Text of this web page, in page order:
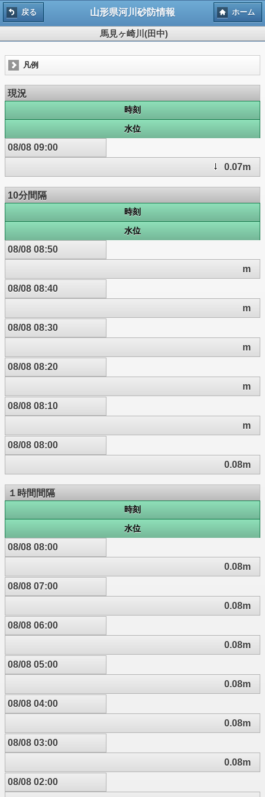
戻る 山形県河川砂防情報 ホーム
馬見ヶ崎川(田中)
凡例
現況
時刻
水位
08/08 09:00
0.07m
10分間隔
時刻
水位
08/08 08:50
m
08/08 08:40
m
08/08 08:30
m
08/08 08:20
m
08/08 08:10
m
08/08 08:00
0.08m
１時間間隔
時刻
水位
08/08 08:00
0.08m
08/08 07:00
0.08m
08/08 06:00
0.08m
08/08 05:00
0.08m
08/08 04:00
0.08m
08/08 03:00
0.08m
08/08 02:00